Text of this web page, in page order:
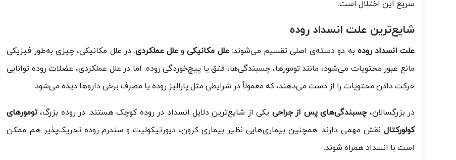
سریع این اختلال است.
شایع‌ترین علت انسداد روده
علت انسداد روده به دو دسته‌ی اصلی تقسیم می‌شوند:علل مکانیکیو علل عملکردی. در علل مکانیکی، چیزی به‌طور فیزیکی
مانع عبور محتویات می‌شود، مانند تومورها، چسبندگی‌ها، فتق یا پیچ‌خوردگی روده. اما در علل عملکردی، عضلات روده توانایی
حرکت دادن محتویات را از دست می‌دهند، که معمولاً در شرایطی مثل پارالیز روده یا مصرف برخی داروها دیده می‌شود.
در بزرگسالان،چسبندگی‌های پس از جراحی یکی از شایع‌ترین دلایل انسداد در روده کوچک هستند. در روده بزرگ، تومورهای
کولورکتال نقش مهمی دارند. همچنین بیماری‌هایی نظیر بیماری کرون، دیورتیکولیت و سندرم روده تحریک‌پذیر هم ممکن
است با انسداد همراه شوند.